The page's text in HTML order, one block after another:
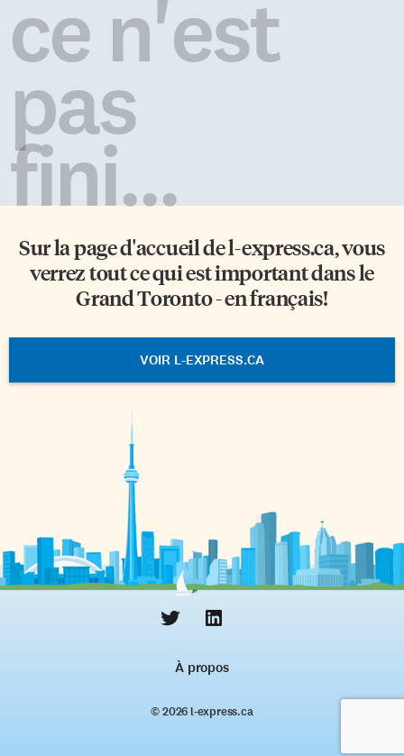
branches laissées au bord du
chemin ne doit […]
ont participé le chef William
Blair, le président de la
Commission du service de
ce n'est
pas
fini...
Sur la page d'accueil del-express.ca, vous
verrez tout ce qui est important dans le
Grand Toronto - en français!
VOIR L-EXPRESS.CA
À propos
© 2026 l‑express.ca